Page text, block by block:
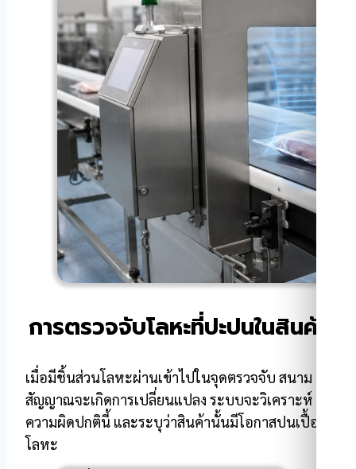
การตรวจจับโลหะที่ปะปนในสินค้า
เมื่อมีชิ้นส่วนโลหะผ่านเข้าไปในจุดตรวจจับ สนาม
สัญญาณจะเกิดการเปลี่ยนแปลง ระบบจะวิเคราะห์
ความผิดปกตินี้ และระบุว่าสินค้านั้นมีโอกาสปนเปื้อน
โลหะ